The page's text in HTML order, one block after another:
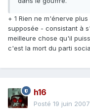
+ 1 Rien ne m'énerve
supposée - consistant à
meilleure chose qu'il
c'est la mort du parti
h16
Posté 19 juin 2007